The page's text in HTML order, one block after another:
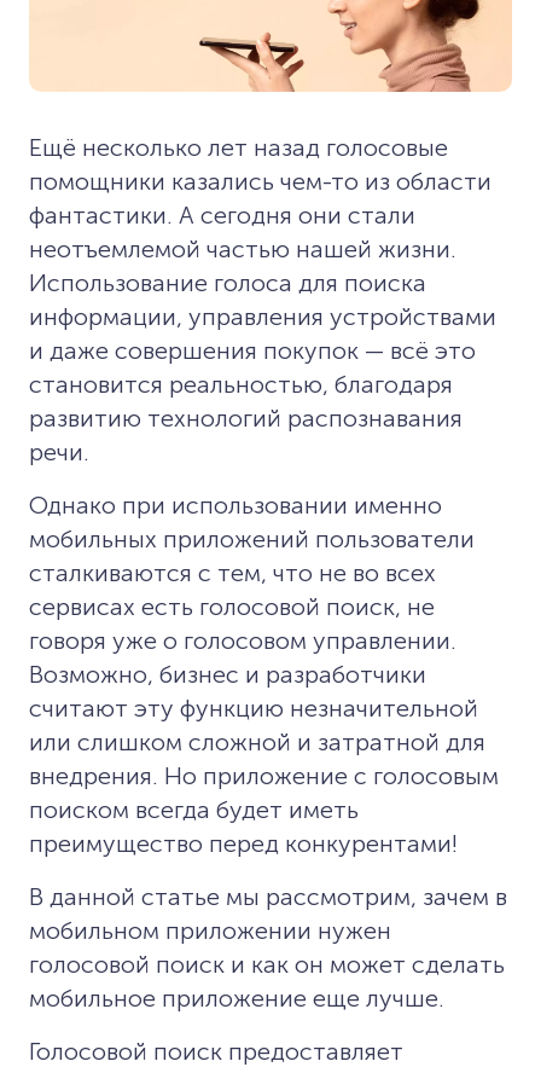
Ещё несколько лет назад голосовые
помощники казались чем-то из области
фантастики. А сегодня они стали
неотъемлемой частью нашей жизни.
Использование голоса для поиска
информации, управления устройствами
и даже совершения покупок — всё это
становится реальностью, благодаря
развитию технологий распознавания
речи.
Однако при использовании именно
мобильных приложений пользователи
сталкиваются с тем, что не во всех
сервисах есть голосовой поиск, не
говоря уже о голосовом управлении.
Возможно, бизнес и разработчики
считают эту функцию незначительной
или слишком сложной и затратной для
внедрения. Но приложение с голосовым
поиском всегда будет иметь
преимущество перед конкурентами!
В данной статье мы рассмотрим, зачем в
мобильном приложении нужен
голосовой поиск и как он может сделать
мобильное приложение еще лучше.
Голосовой поиск предоставляет